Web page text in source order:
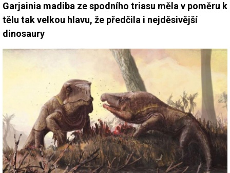
Garjainia madiba ze spodního triasu měla v poměru k
tělu tak velkou hlavu, že předčila i nejděsivější
dinosaury